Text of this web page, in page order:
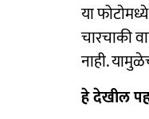
या
चारचाकी
नाही.
हे देखील